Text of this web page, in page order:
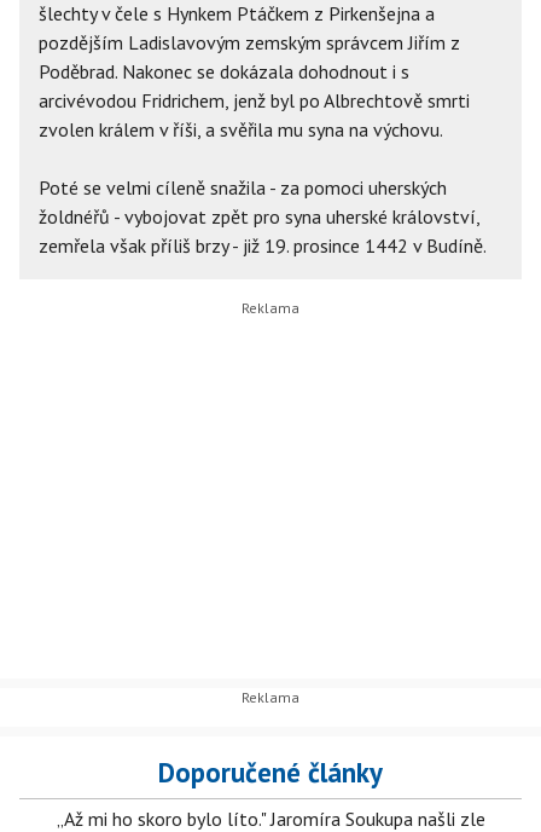
šlechty v čele s Hynkem Ptáčkem z Pirkenšejna a
pozdějším Ladislavovým zemským správcem Jiřím z
Poděbrad. Nakonec se dokázala dohodnout i s
arcivévodou Fridrichem, jenž byl po Albrechtově smrti
zvolen králem v říši, a svěřila mu syna na výchovu.
Poté se velmi cíleně snažila - za pomoci uherských
žoldnéřů - vybojovat zpět pro syna uherské království,
zemřela však příliš brzy - již 19. prosince 1442 v Budíně.
Doporučené články
„Až mi ho skoro bylo líto." Jaromíra Soukupa našli zle